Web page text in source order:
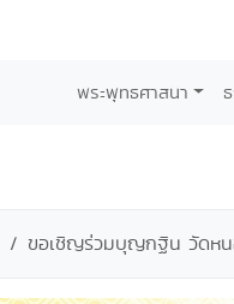
พระพุทธศาสนา
ขอเชิญร่วมบุญกฐิน วัดหน